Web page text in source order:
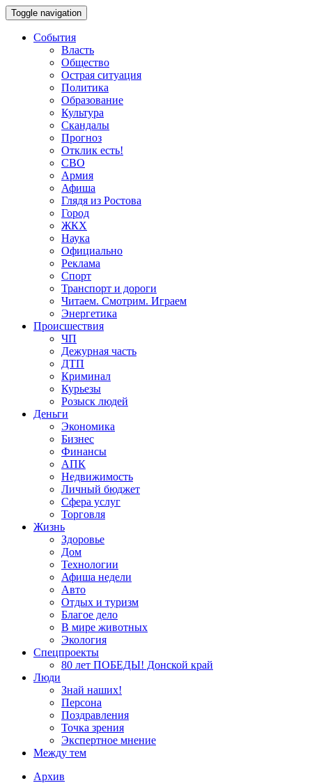
Toggle navigation
События
Власть
Общество
Острая ситуация
Политика
Образование
Культура
Скандалы
Прогноз
Отклик есть!
СВО
Армия
Афиша
Глядя из Ростова
Город
ЖКХ
Наука
Официально
Реклама
Спорт
Транспорт и дороги
Читаем. Смотрим. Играем
Энергетика
Происшествия
ЧП
Дежурная часть
ДТП
Криминал
Курьезы
Розыск людей
Деньги
Экономика
Бизнес
Финансы
АПК
Недвижимость
Личный бюджет
Сфера услуг
Торговля
Жизнь
Здоровье
Дом
Технологии
Афиша недели
Авто
Отдых и туризм
Благое дело
В мире животных
Экология
Спецпроекты
80 лет ПОБЕДЫ! Донской край
Люди
Знай наших!
Персона
Поздравления
Точка зрения
Экспертное мнение
Между тем
Архив